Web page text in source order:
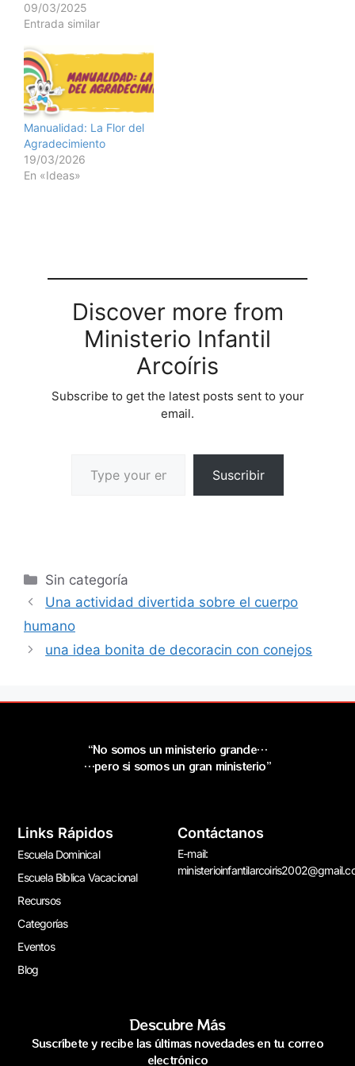
09/03/2025
Entrada similar
Manualidad: La Flor del
Agradecimiento
19/03/2026
En «Ideas»
Discover more from
Ministerio Infantil
Arcoíris
Subscribe to get the latest posts sent to your
email.
Suscribir
Sin categoría
Una actividad divertida sobre el cuerpo
humano
una idea bonita de decoracin con conejos
“No somos un ministerio grande…
…pero si somos un gran ministerio”
Links Rápidos
Escuela Dominical
Escuela Bíblica Vacacional
Recursos
Categorías
Eventos
Blog
Contáctanos
E-mail:
Descubre Más
Suscríbete y recibe las últimas novedades en tu correo
electrónico